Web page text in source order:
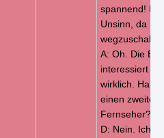
spannend! Es
Unsinn, da
A: Oh. Die
interessiert
wirklich.
einen zweiten
Fernseher?
D: Nein. Ich